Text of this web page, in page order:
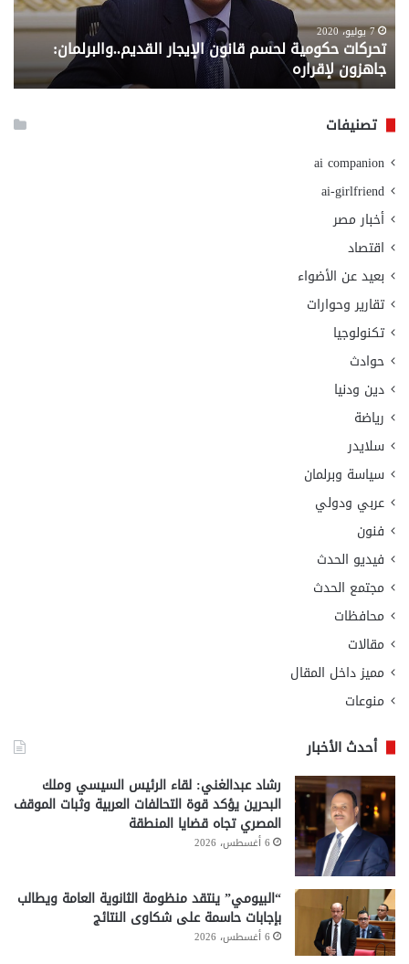
جاهزون
لإقراره
7 يوليو، 2020
تحركات حكومية لحسم قانون الإيجار القديم..والبرلمان:
جاهزون لإقراره
من
تصنيفات
ai companion
ai-girlfriend
أخبار مصر
اقتصاد
بعيد عن الأضواء
تقارير وحوارات
تكنولوجيا
حوادث
دين ودنيا
رياضة
سلايدر
سياسة وبرلمان
عربي ودولي
فنون
فيديو الحدث
مجتمع الحدث
محافظات
مقالات
مميز داخل المقال
منوعات
أحدث الأخبار
رشاد عبدالغني: لقاء الرئيس السيسي وملك
البحرين يؤكد قوة التحالفات العربية وثبات الموقف
المصري تجاه قضايا المنطقة
6 أغسطس، 2026
“البيومي” ينتقد منظومة الثانوية العامة ويطالب
بإجابات حاسمة على شكاوى النتائج
6 أغسطس، 2026